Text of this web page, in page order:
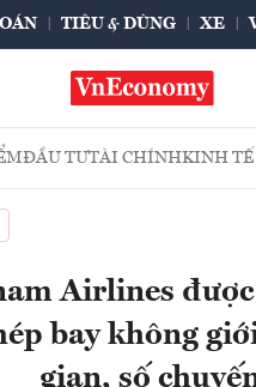
TIÊU & DÙNG XE
ĐẦU TƯTÀI CHÍNHKINH TẾ
Airlines được
bay không
gian, số